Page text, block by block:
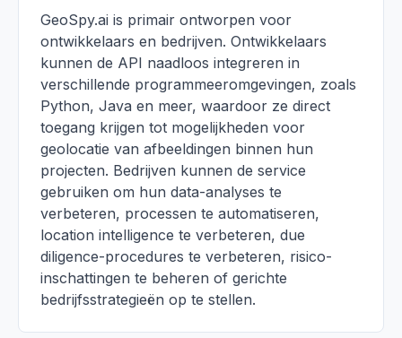
GeoSpy.ai is primair ontworpen voor
ontwikkelaars en bedrijven. Ontwikkelaars
kunnen de API naadloos integreren in
verschillende programmeeromgevingen, zoals
Python, Java en meer, waardoor ze direct
toegang krijgen tot mogelijkheden voor
geolocatie van afbeeldingen binnen hun
projecten. Bedrijven kunnen de service
gebruiken om hun data-analyses te
verbeteren, processen te automatiseren,
location intelligence te verbeteren, due
diligence-procedures te verbeteren, risico-
inschattingen te beheren of gerichte
bedrijfsstrategieën op te stellen.